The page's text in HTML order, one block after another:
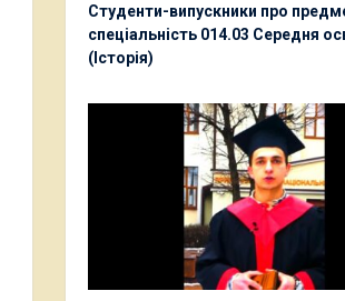
Студенти-випускники про
спеціальність 014.03 Середня
(Історія)